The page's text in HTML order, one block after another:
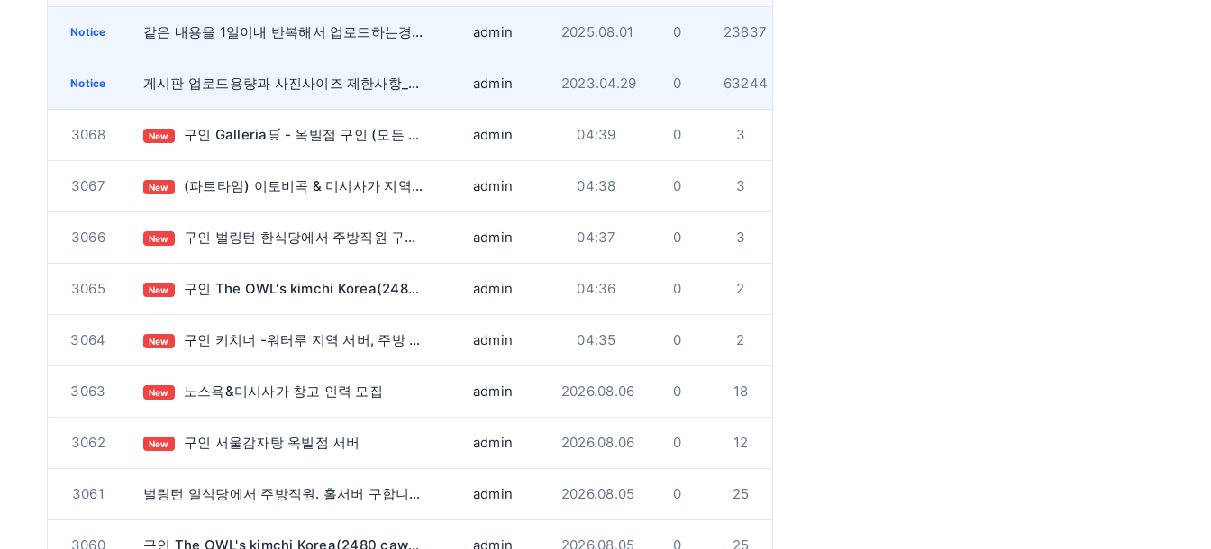
Notice 같은 내용을 1일이내 반복해서 업로드하는경우 게시글 작성을 금지합니다.(내용무) admin 2025.08.01 0 23837
Notice 게시판 업로드용량과 사진사이즈 제한사항_업데이트 admin 2023.04.29 0 63244
3068 New 구인 Galleria🛒 - 옥빌점 구인 (모든 부서) admin 04:39 0 3
3067 New (파트타임) 이토비콕 & 미시사가 지역 스시 배달하실 분 구합니다. / 오전시간 admin 04:38 0 3
3066 New 구인 벌링턴 한식당에서 주방직원 구합니다. admin 04:37 0 3
3065 New 구인 The OWL's kimchi Korea(2480 cawthra rd)에서 함께 근무하실 풀타임 생산직원 구인합니다. admin 04:36 0 2
3064 New 구인 키치너 -워터루 지역 서버, 주방 구인합니다. admin 04:35 0 2
3063 New 노스욕&미시사가 창고 인력 모집 admin 2026.08.06 0 18
3062 New 구인 서울감자탕 옥빌점 서버 admin 2026.08.06 0 12
3061 벌링턴 일식당에서 주방직원. 홀서버 구합니다. admin 2026.08.05 0 25
3060 구인 The OWL's kimchi Korea(2480 cawthra rd)에서 함께 근무하실 풀타임 생산직원 구인합니다. admin 2026.08.05 0 25